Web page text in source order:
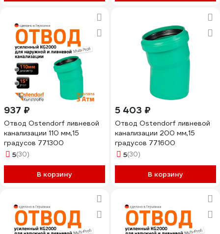
937 ₽
Отвод Ostendorf ливневой
канализации 110 мм,15
градусов 771300
5(30)
В корзину
5 403 ₽
Отвод Ostendorf ливневой
канализации 200 мм,15
градусов 771600
5(30)
В корзину